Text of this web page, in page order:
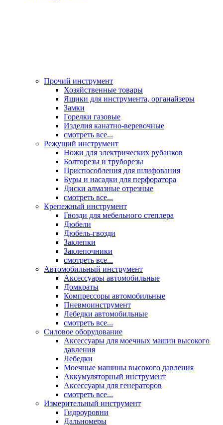
Прочий инструмент
Хозяйственные товары
Ящики для инструмента, органайзеры
Замки
Горелки газовые
Изделия канатно-веревочные
смотреть все...
Режущий инструмент
Ножи для электрических рубанков
Болторезы и труборезы
Приспособления для шлифования
Буры и насадки для перфоратора
Диски алмазные отрезные
смотреть все...
Крепежный инструмент
Гвозди для мебельного степлера
Дюбели
Дюбель-гвозди
Заклепки
Заклепочники
смотреть все...
Автомобильный инструмент
Аксессуары автомобильные
Домкраты
Компрессоры автомобильные
Пневмоинструмент
Лебедки автомобильные
смотреть все...
Силовое оборудование
Аксессуары для моечных машин высокого
давления
Лебедки
Моечные машины высокого давления
Аккумуляторный инструмент
Аксессуары для генераторов
смотреть все...
Измерительный инструмент
Гидроуровни
Дальномеры